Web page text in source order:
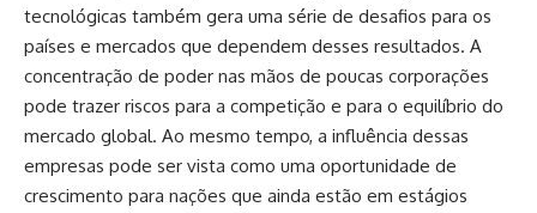
tecnológicas também gera uma série de desafios para os
países e mercados que dependem desses resultados. A
concentração de poder nas mãos de poucas corporações
pode trazer riscos para a competição e para o equilíbrio do
mercado global. Ao mesmo tempo, a influência dessas
empresas pode ser vista como uma oportunidade de
crescimento para nações que ainda estão em estágios